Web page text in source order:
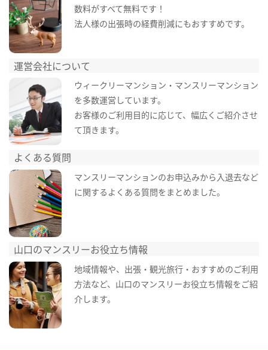
数料がすべて無料です！
法人様の出張時の経費削減にもおすすめです。
運営会社について
ウィークリーマンション・マンスリーマンション
を多数運営しています。
お客様のご利用目的に応じて、幅広くご紹介させ
て頂きます。
よくある質問
マンスリーマンションのお申込みから入退去など
に関するよくある質問をまとめました。
山口のマンスリーお役立ち情報
地域情報や、出張・観光旅行・おすすめのご利用
方法など、山口のマンスリーお役立ち情報をご紹
介します。